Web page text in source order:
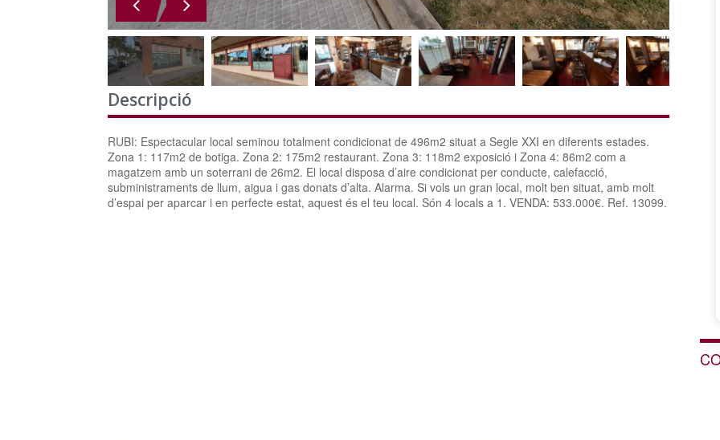
Descripció
RUBI: Espectacular local seminou totalment condicionat de 496m2 situat a Segle XXI en diferents estades.
Zona 1: 117m2 de botiga. Zona 2: 175m2 restaurant. Zona 3: 118m2 exposició i Zona 4: 86m2 com a
magatzem amb un soterrani de 26m2. El local disposa d’aire condicionat per conducte, calefacció,
subministraments de llum, aigua i gas donats d’alta. Alarma. Si vols un gran local, molt ben situat, amb molt
d’espai per aparcar i en perfecte estat, aquest és el teu local. Són 4 locals a 1. VENDA: 533.000€. Ref. 13099.